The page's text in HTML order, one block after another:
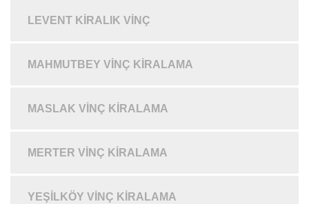
LEVENT KIRALIK VINÇ
MAHMUTBEY VINÇ KIRALAMA
MASLAK VINÇ KIRALAMA
MERTER VINÇ KIRALAMA
YEŞILKÖY VINÇ KIRALAMA